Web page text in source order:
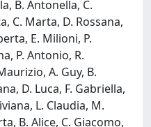
B. Antonella, C.
C. Marta, D. Rossana,
E. Milioni, P.
P. Antonio, R.
A. Guy, B.
D. Luca, F. Gabriella,
L. Claudia, M.
B. Alice, C. Giacomo,